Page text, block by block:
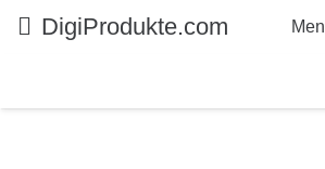
DigiProdukte.com